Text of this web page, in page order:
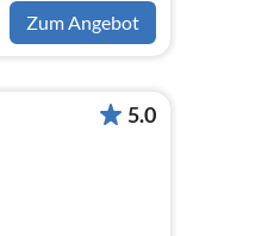
Zum Angebot
5.0